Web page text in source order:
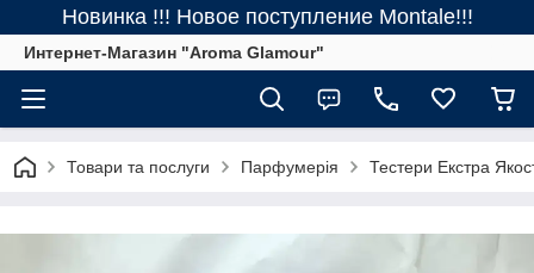
Новинка !!! Новое поступление Montale!!!
Интернет-Магазин "Aroma Glamour"
Товари та послуги Парфумерія Тестери Екстра